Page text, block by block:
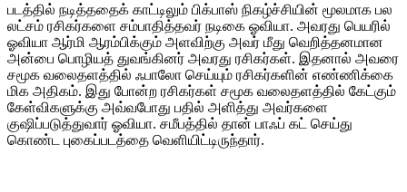
படத்தில் நடித்ததைக் காட்டிலும் பிக்பாஸ் நிகழ்ச்சியின் மூலமாக பல
லட்சம் ரசிகர்களை சம்பாதித்தவர் நடிகை ஓவியா. அவரது பெயரில்
ஓவியா ஆர்மி ஆரம்பிக்கும் அளவிற்கு அவர் மீது வெறித்தனமான
அன்பை பொழியத் துவங்கினர் அவரது ரசிகர்கள். இதனால் அவரை
சமூக வலைதளத்தில் ஃபாலோ செய்யும் ரசிகர்களின் எண்ணிக்கை
மிக அதிகம். இது போன்ற ரசிகர்கள் சமூக வலைதளத்தில் கேட்கும்
கேள்விகளுக்கு அவ்வபோது பதில் அளித்து அவர்களை
குஷிப்படுத்துவார் ஓவியா. சமீபத்தில் தான் பாஃப் கட் செய்து
கொண்ட புகைப்படத்தை வெளியிட்டிருந்தார்.